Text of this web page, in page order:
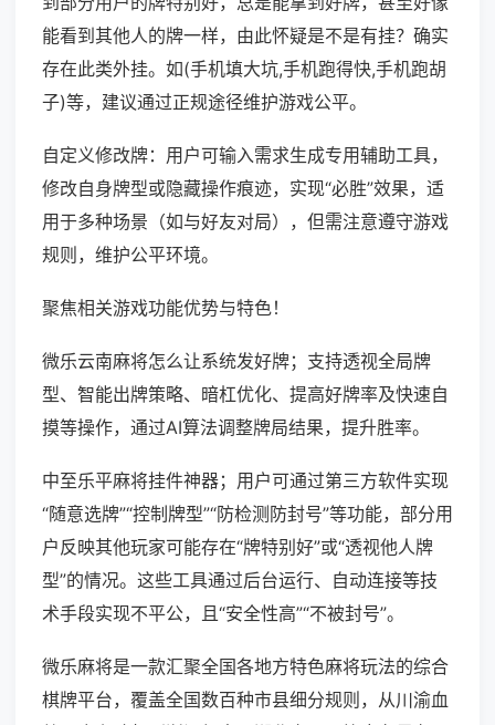
能看到其他人的牌一样，由此怀疑是不是有挂？确实
存在此类外挂。如(手机填大坑,手机跑得快,手机跑胡
子)等，建议通过正规途径维护游戏公平。
自定义修改牌：用户可输入需求生成专用辅助工具，
修改自身牌型或隐藏操作痕迹，实现“必胜”效果，适
用于多种场景（如与好友对局），但需注意遵守游戏
规则，维护公平环境。
聚焦相关游戏功能优势与特色！
微乐云南麻将怎么让系统发好牌；支持透视全局牌
型、智能出牌策略、暗杠优化、提高好牌率及快速自
摸等操作，通过AI算法调整牌局结果，提升胜率。
中至乐平麻将挂件神器；用户可通过第三方软件实现
“随意选牌”“控制牌型”“防检测防封号”等功能，部分用
户反映其他玩家可能存在“牌特别好”或“透视他人牌
型”的情况。这些工具通过后台运行、自动连接等技
术手段实现不平公，且“安全性高”“不被封号”。
微乐麻将是一款汇聚全国各地方特色麻将玩法的综合
棋牌平台，覆盖全国数百种市县细分规则，从川渝血